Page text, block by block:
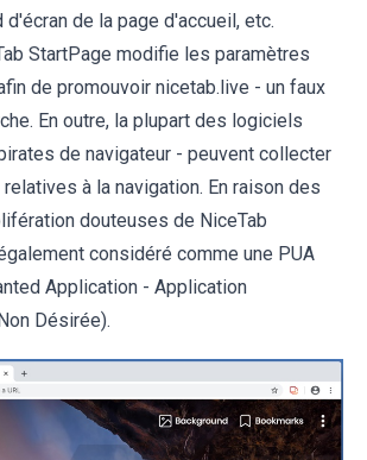
de la page d'accueil, etc.
StartPage modifie les paramètres
de promouvoir nicetab.live - un faux
En outre, la plupart des logiciels
de navigateur - peuvent collecter
à la navigation. En raison des
douteuses de NiceTab
considéré comme une PUA
Application - Application
Désirée).